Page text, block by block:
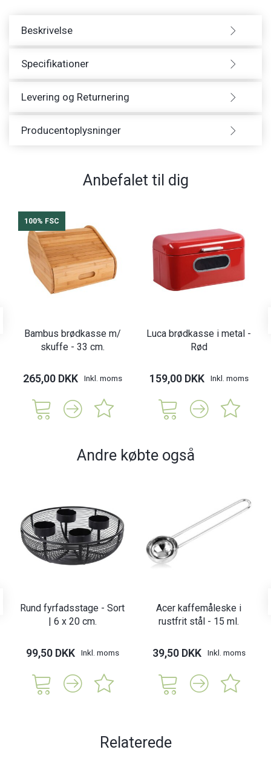
Beskrivelse
Specifikationer
Levering og Returnering
Producentoplysninger
Anbefalet til dig
100% FSC
Bambus brødkasse m/
skuffe - 33 cm.
265,00 DKK Inkl. moms
Luca brødkasse i metal -
Rød
159,00 DKK Inkl. moms
Andre købte også
Rund fyrfadsstage - Sort
| 6 x 20 cm.
99,50 DKK Inkl. moms
Acer kaffemåleske i
rustfrit stål - 15 ml.
39,50 DKK Inkl. moms
Relaterede